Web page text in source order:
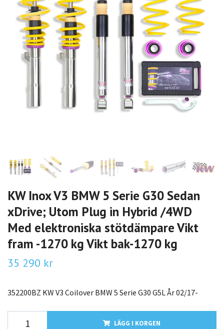
KW Inox V3 BMW 5 Serie G30 Sedan
xDrive; Utom Plug in Hybrid /4WD
Med elektroniska stötdämpare Vikt
fram -1270 kg Vikt bak-1270 kg
35 290 kr
352200BZ KW V3 Coilover BMW 5 Serie G30 G5L År 02/17-
LÄGG I KORGEN